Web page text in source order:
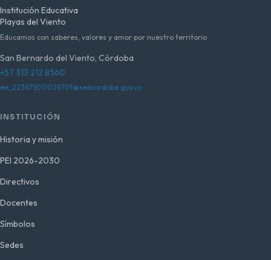
Institución Educativa
Playas del Viento
Educamos con saberes, valores y amor por nuestro territorio
San Bernardo del Viento, Córdoba
+57 313 212 8560
ee_22367500029701@sedcordoba.gov.co
INSTITUCIÓN
Historia y misión
PEI 2026-2030
Directivos
Docentes
Símbolos
Sedes